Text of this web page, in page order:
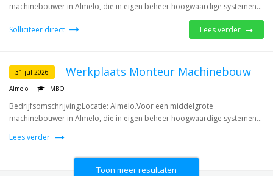
machinebouwer in Almelo, die in eigen beheer hoogwaardige systemen...
Solliciteer direct Lees verder
31 jul 2026 Werkplaats Monteur Machinebouw
Almelo MBO
Bedrijfsomschrijving:Locatie: Almelo.Voor een middelgrote
machinebouwer in Almelo, die in eigen beheer hoogwaardige systemen...
Lees verder
Toon meer resultaten